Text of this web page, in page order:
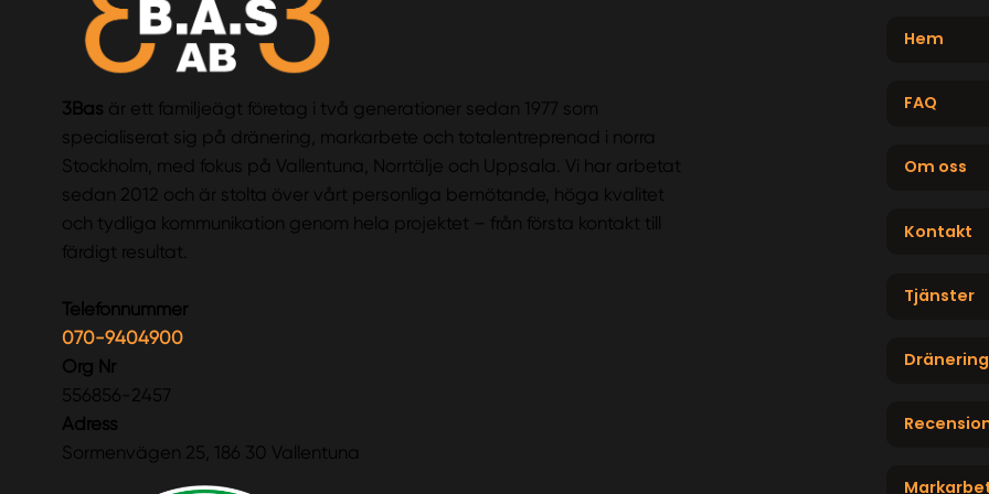
3Bas är ett familjeägt företag i två generationer sedan 1977 som
specialiserat sig på dränering, markarbete och totalentreprenad i norra
Stockholm, med fokus på Vallentuna, Norrtälje och Uppsala. Vi har arbetat
sedan 2012 och är stolta över vårt personliga bemötande, höga kvalitet
och tydliga kommunikation genom hela projektet – från första kontakt till
färdigt resultat.
Telefonnummer
070-9404900
Org Nr
556856-2457
Adress
Sormenvägen 25, 186 30 Vallentuna
Hem
FAQ
Om oss
Kontakt
Tjänster
Dränering